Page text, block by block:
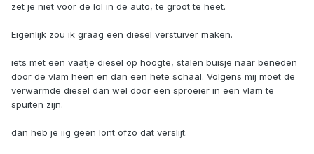
zet je niet voor de lol in de auto, te groot te heet.
Eigenlijk zou ik graag een diesel verstuiver maken.
iets met een vaatje diesel op hoogte, stalen buisje naar beneden
door de vlam heen en dan een hete schaal. Volgens mij moet de
verwarmde diesel dan wel door een sproeier in een vlam te
spuiten zijn.
dan heb je iig geen lont ofzo dat verslijt.